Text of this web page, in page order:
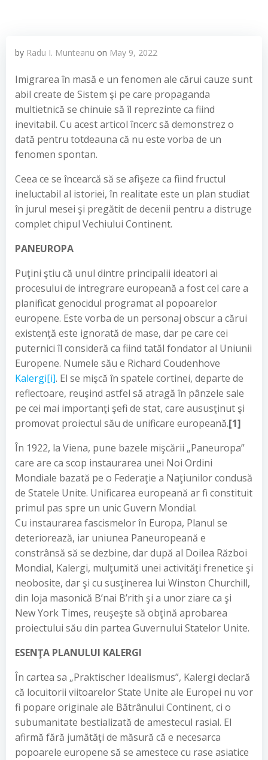
by Radu I. Munteanu on May 9, 2022
Imigrarea în masă e un fenomen ale cărui cauze sunt
abil create de Sistem şi pe care propaganda
multietnică se chinuie să îl reprezinte ca fiind
inevitabil. Cu acest articol încerc să demonstrez o
dată pentru totdeauna că nu este vorba de un
fenomen spontan.
Ceea ce se încearcă să se afişeze ca fiind fructul
ineluctabil al istoriei, în realitate este un plan studiat
în jurul mesei şi pregătit de decenii pentru a distruge
complet chipul Vechiului Continent.
PANEUROPA
Puţini ştiu că unul dintre principalii ideatori ai
procesului de intregrare europeană a fost cel care a
planificat genocidul programat al popoarelor
europene. Este vorba de un personaj obscur a cărui
existenţă este ignorată de mase, dar pe care cei
puternici îl consideră ca fiind tatăl fondator al Uniunii
Europene. Numele său e Richard Coudenhove
Kalergi[i]. El se mişcă în spatele cortinei, departe de
reflectoare, reuşind astfel să atragă în pânzele sale
pe cei mai importanţi şefi de stat, care aususţinut şi
promovat proiectul său de unificare europeană.[1]
În 1922, la Viena, pune bazele mişcării „Paneuropa”
care are ca scop instaurarea unei Noi Ordini
Mondiale bazată pe o Federaţie a Naţiunilor condusă
de Statele Unite. Unificarea europeană ar fi constituit
primul pas spre un unic Guvern Mondial.
Cu instaurarea fascismelor în Europa, Planul se
deteriorează, iar uniunea Paneuropeană e
constrânsă să se dezbine, dar după al Doilea Război
Mondial, Kalergi, mulţumită unei activităţi frenetice şi
neobosite, dar şi cu susţinerea lui Winston Churchill,
din loja masonică B’nai B’rith şi a unor ziare ca şi
New York Times, reuşeşte să obţină aprobarea
proiectului său din partea Guvernului Statelor Unite.
ESENŢA PLANULUI KALERGI
În cartea sa „Praktischer Idealismus”, Kalergi declară
că locuitorii viitoarelor State Unite ale Europei nu vor
fi popare originale ale Bătrânului Continent, ci o
subumanitate bestializată de amestecul rasial. El
afirmă fără jumătăţi de măsură că e necesarca
popoarele europene să se amestece cu rase asiatice